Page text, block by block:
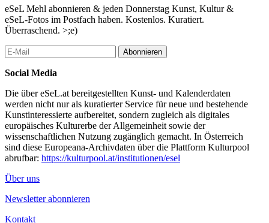
Jahre, wo Dichter:innen, Performer:innen, Musiker:innen und
bildende Künstler:innen rohe, improvisierte queere Stücke
entwickelten, die Sprache, interdisziplinäre Zusammenarbeit und
Improvisation in den Mittelpunkt stellten.
Poets Theater versteht die Bühne als Ort poetischer und sozialer
Experimente, an dem Wörter, Körper, Objekte und Gossip durch
Konventionen Bedeutung erzeugen. Die Form schätzt DIY-
Produktionsweisen, Unfertigkeit und die Virtuosität des
Amateurhaften mehr als technische Perfektion. Minimale
Bühnenbilder, selbstgemachte Kostüme und wenige oder gar
keine Proben schaffen eine anti-professionelle Ästhetik
chaotischer Gemeinschaft, in der eine ekstatische Lebendigkeit
aus den wilden Improvisationen von Performer:innen und
Wissenschaftler. Sein Performance-Roman über AIDS-Archive
Collection, wurde von der New York Public Library als eines der
eSeL Mehl abonnieren & jeden Donnerstag Kunst, Kultur &
eSeL-Fotos im Postfach haben. Kostenlos. Kuratiert.
Überraschend. >;e)
Abonnieren
Social Media
Die über eSeL.at bereitgestellten Kunst- und Kalenderdaten
werden nicht nur als kuratierter Service für neue und bestehende
Kunstinteressierte aufbereitet, sondern zugleich als digitales
europäisches Kulturerbe der Allgemeinheit sowie der
wissenschaftlichen Nutzung zugänglich gemacht. In Österreich
sind diese Europeana-Archivdaten über die Plattform Kulturpool
abrufbar: https://kulturpool.at/institutionen/esel
Über uns
Newsletter abonnieren
Kontakt